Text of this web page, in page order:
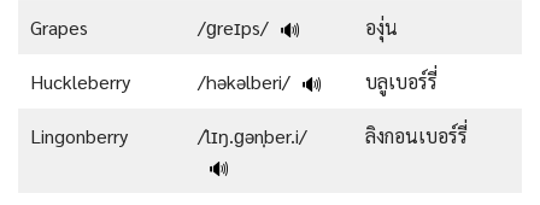
Grapes /ɡreɪps/ 🔊 องุ่น
Huckleberry /həkəlberi/ 🔊 บลูเบอร์รี่
Lingonberry
/ˈlɪŋ.ɡənˌber.i/
🔊
ลิงกอนเบอร์รี่